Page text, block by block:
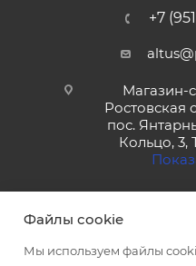
+7
Магазин-
Ростовская
пос.
Кольцо, 3,
Файлы cookie
Мы используем файлы